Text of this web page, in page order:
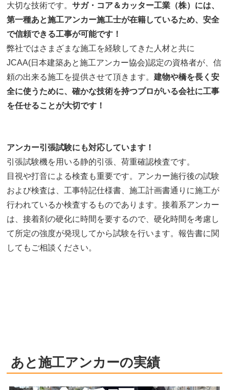
大切な技術です。サガ・コア＆カッター工業（株）には、
第一種あと施工アンカー施工士が在籍しているため、安全
で信頼できる工事が可能です！
弊社ではさまざまな施工を経験してきた人材と共に
JCAA(日本建築あと施工アンカー協会)認定の資格者が、信
頼の出来る施工を提供させて頂きます。建物や橋を長く安
全に使うために、確かな技術を持つプロがいる会社に工事
を任せることが大切です！
アンカー引張試験にも対応しています！
引張試験機を用いる静的引張、荷重確認検査です。
目視や打音による検査も重要です。アンカー施行後の試験
および検査は、工事特記仕様書、施工計画書通りに施工が
行われているか検査するものであります。接着系アンカー
は、接着剤の硬化に時間を要するので、硬化時間を考慮し
て所定の強度が発現してから試験を行います。報告書に関
してもご相談ください。
あと施工アンカーの実績